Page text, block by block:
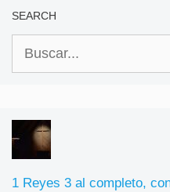
SEARCH
1 Reyes 3 al completo,